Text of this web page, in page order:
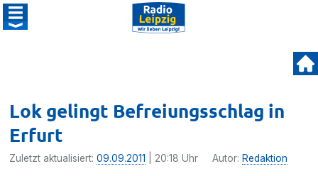
Lok gelingt Befreiungsschlag in
Erfurt
Zuletzt aktualisiert:09.09.2011 | 20:18 Uhr Autor: Redaktion